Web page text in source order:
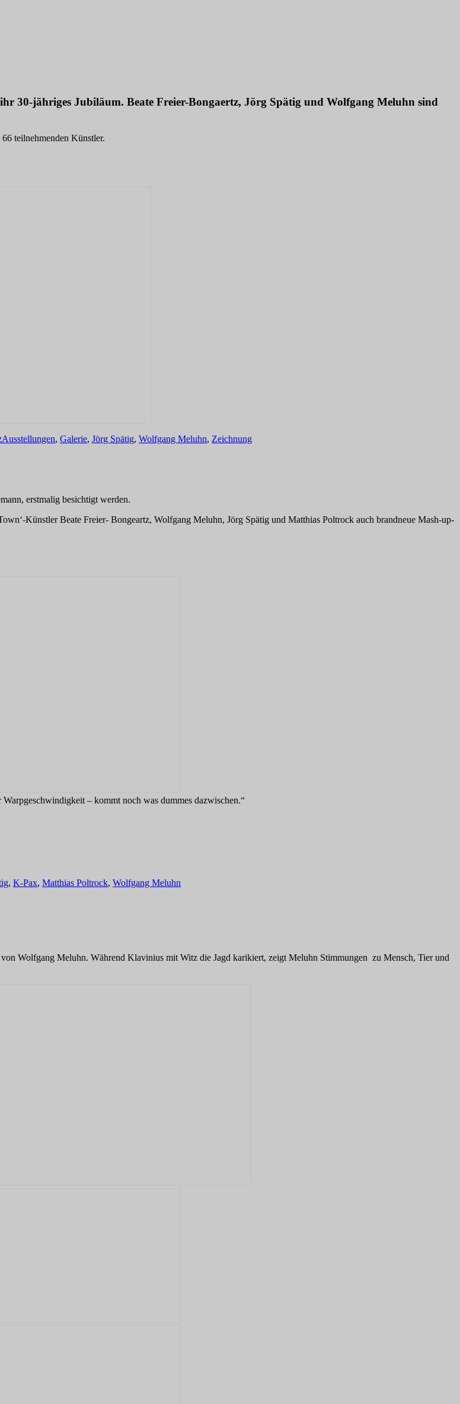
30-jähriges Jubiläum. Beate Freier-Bongaertz, Jörg Spätig und Wolfgang Meluhn sind
66 teilnehmenden Künstler.
Ausstellungen, Galerie, Jörg Spätig, Wolfgang Meluhn, Zeichnung
erstmalig besichtigt werden.
Künstler Beate Freier- Bongeartz, Wolfgang Meluhn, Jörg Spätig und Matthias Poltrock auch brandneue Mash-up-
– kommt noch was dummes dazwischen.“
, K-Pax, Matthias Poltrock, Wolfgang Meluhn
Wolfgang Meluhn. Während Klavinius mit Witz die Jagd karikiert, zeigt Meluhn Stimmungen zu Mensch, Tier und